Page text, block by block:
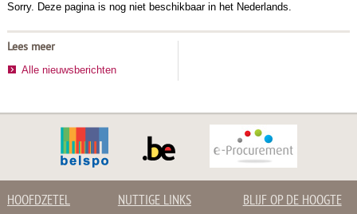
Sorry. Deze pagina is nog niet beschikbaar in het Nederlands.
Lees meer
Alle nieuwsberichten
HOOFDZETEL NUTTIGE LINKS BLIJF OP DE HOOGTE